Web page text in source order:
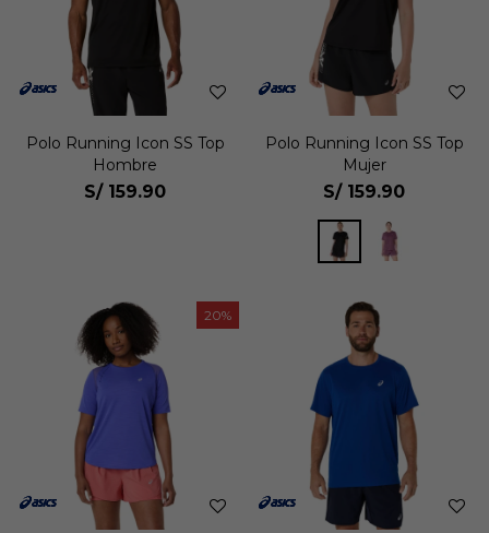
Polo Running Icon SS Top
Hombre
S/ 159.90
Polo Running Icon SS Top
Mujer
S/ 159.90
20